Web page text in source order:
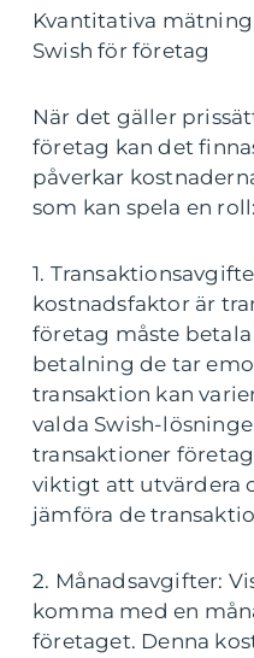
Kvantitativa
Swish för företag
När det gäller
företag kan det
påverkar
som kan spela en roll:
1.
kostnadsfaktor är
företag måste betala
betalning de tar
transaktion kan
valda Swish-
transaktioner
viktigt att utvärdera
jämföra de
2. Månadsavgifter:
komma med en
företaget. Denna